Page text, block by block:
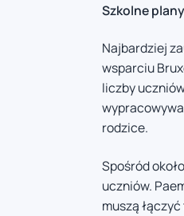
Szkolne
Najbardziej
wsparciu
liczby
rodzice.
Spośród
uczniów.
muszą